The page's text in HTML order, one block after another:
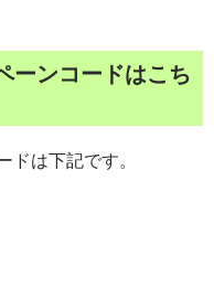
ーンコードはこち
ドは下記です。